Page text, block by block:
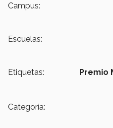
Campus:
Escuelas:
Etiquetas: Premio
Categoría: